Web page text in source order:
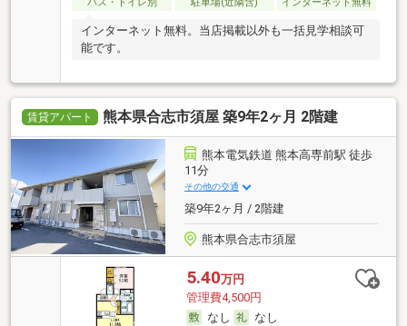
バス・トイレ別
駐車場(近隣含) インターネット無料
インターネット無料。当店掲載以外も一括見学相談可
能です。
賃貸アパート 熊本県合志市須屋 築9年2ヶ月 2階建
熊本電気鉄道 熊本高専前駅 徒歩
11分
その他の交通
築9年2ヶ月 / 2階建
熊本県合志市須屋
5.40万円
管理費4,500円
なし
なし